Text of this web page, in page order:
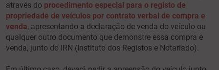
através do procedimento especial para o registo de
propriedade de veículos por contrato verbal de compra e
venda, apresentando a declaração de venda do veículo ou
qualquer outro documento que demonstre essa compra e
venda, junto do IRN (Instituto dos Registos e Notariado).